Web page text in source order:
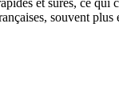
souvent plus